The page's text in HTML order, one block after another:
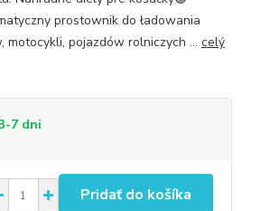
prostownik do ładowania
pojazdów rolniczych ... celý
7 dni
Pridať do košíka